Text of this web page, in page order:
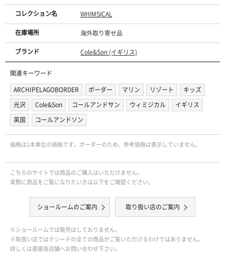
コレクション名 WHIMSICAL
在庫場所 海外取り寄せ品
ブランド Cole&Son (イギリス)
関連キーワード
ARCHIPELAGOBORDER
ボーダー マリン リゾート
キッズ
光沢
Cole&Son コールアンドサン ウィミジカル
イギリス
英国
コールアンドソン
価格は1本単位の価格です。ボーダーのため、参考価格は表示していません。
こちらのサイトでは商品のご購入はいただけません。
実際に商品をご覧になりたい方は以下をご確認ください。
ショールームのご案内 取り扱い店のご案内
※ショールームでは販売はしておりません。
※取扱い店ではテシードの全ての商品がご覧いただけるわけではありません。
詳しくは直接各店舗へお問い合わせ下さい。